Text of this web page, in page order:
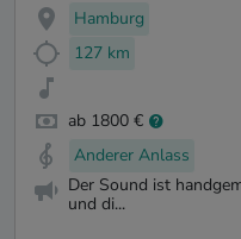
Hamburg
127 km
ab 1800 €
Anderer Anlass
Der Sound ist
und di...